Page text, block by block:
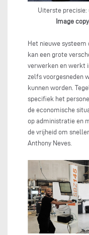
Uiterste precisie:
Image
Het nieuwe
kan een grote
verwerken en werkt
zelfs voorgesneden
kunnen worden.
specifiek het
de economische
op administratie en
de vrijheid om
Anthony Neves.